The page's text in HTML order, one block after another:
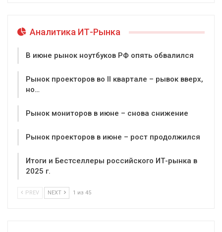
Аналитика ИТ-Рынка
В июне рынок ноутбуков РФ опять обвалился
Рынок проекторов во II квартале – рывок вверх,
но…
Рынок мониторов в июне – снова снижение
Рынок проекторов в июне – рост продолжился
Итоги и Бестселлеры российского ИТ-рынка в
2025 г.
PREV NEXT 1 из 45